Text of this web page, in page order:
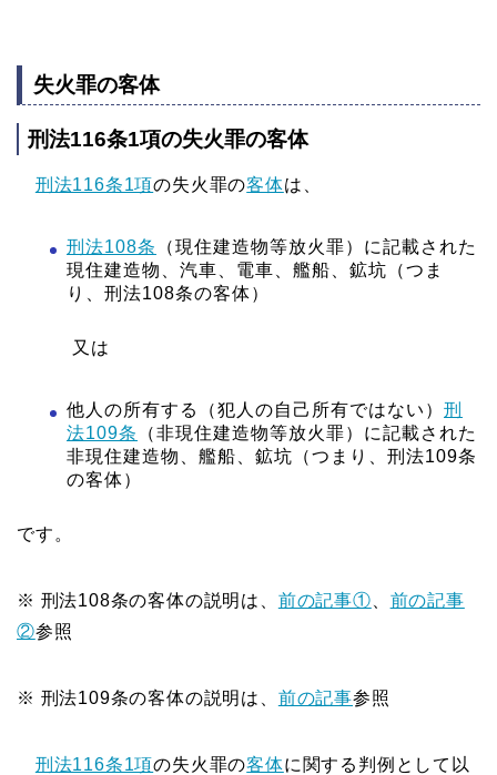
失火罪の客体
刑法116条1項の失火罪の客体
刑法116条1項の失火罪の客体は、
刑法108条
（現住建造物等放火罪）に記載された
現住建造物、汽車、電車、艦船、鉱坑（つま
り、刑法108条の客体）
又は
他人の所有する（犯人の自己所有ではない） 刑
法109条
（非現住建造物等放火罪）に記載された
非現住建造物、艦船、鉱坑（つまり、刑法109条
の客体）
です。
※ 刑法108条の客体の説明は、 前の記事①
前の記事
②参照
※ 刑法109条の客体の説明は、 前の記事参照
刑法116条1項の失火罪の客体に関する判例として以